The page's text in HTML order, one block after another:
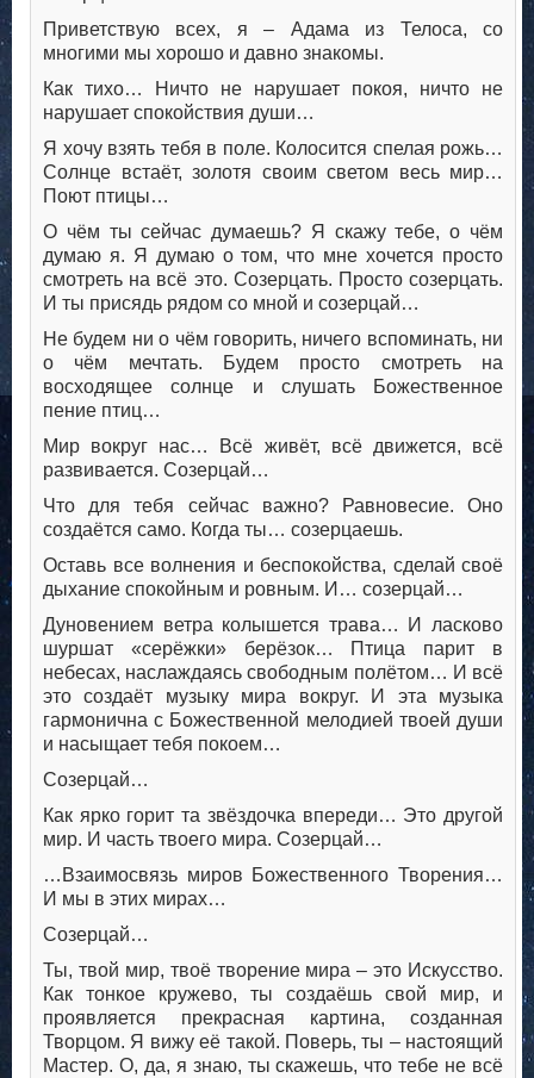
Приветствую всех, я – Адама из Телоса, со
многими мы хорошо и давно знакомы.
Как тихо… Ничто не нарушает покоя, ничто не
нарушает спокойствия души…
Я хочу взять тебя в поле. Колосится спелая рожь…
Солнце встаёт, золотя своим светом весь мир…
Поют птицы…
О чём ты сейчас думаешь? Я скажу тебе, о чём
думаю я. Я думаю о том, что мне хочется просто
смотреть на всё это. Созерцать. Просто созерцать.
И ты присядь рядом со мной и созерцай…
Не будем ни о чём говорить, ничего вспоминать, ни
о чём мечтать. Будем просто смотреть на
восходящее солнце и слушать Божественное
пение птиц…
Мир вокруг нас… Всё живёт, всё движется, всё
развивается. Созерцай…
Что для тебя сейчас важно? Равновесие. Оно
создаётся само. Когда ты… созерцаешь.
Оставь все волнения и беспокойства, сделай своё
дыхание спокойным и ровным. И… созерцай…
Дуновением ветра колышется трава… И ласково
шуршат «серёжки» берёзок… Птица парит в
небесах, наслаждаясь свободным полётом… И всё
это создаёт музыку мира вокруг. И эта музыка
гармонична с Божественной мелодией твоей души
и насыщает тебя покоем…
Созерцай…
Как ярко горит та звёздочка впереди… Это другой
мир. И часть твоего мира. Созерцай…
…Взаимосвязь миров Божественного Творения…
И мы в этих мирах…
Созерцай…
Ты, твой мир, твоё творение мира – это Искусство.
Как тонкое кружево, ты создаёшь свой мир, и
проявляется прекрасная картина, созданная
Творцом. Я вижу её такой. Поверь, ты – настоящий
Мастер. О, да, я знаю, ты скажешь, что тебе не всё